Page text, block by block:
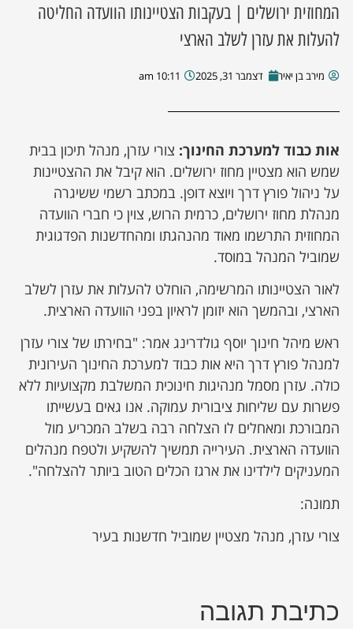
מקומית
המחוזית ירושלים | בעקבות הצטיינותו הוועדה החליטה
להעלות את עזרן לשלב הארצי
מירב בן יאיר דצמבר 31, 2025 10:11 am
אות כבוד למערכת החינוך: צורי עזרן, מנהל תיכון בבית
שמש הוא מצטיין מחוז ירושלים. הוא קיבל את ההצטיינות
על ניהול פורץ דרך ויוצא דופן. במכתב רשמי ששיגרה
מנהלת מחוז ירושלים, כרמית הרוש, צוין כי חברי הוועדה
המחוזית התרשמו מאוד מהנהגתו ומהחדשנות הפדגוגית
שמוביל המנהל במוסד.
לאור הצטיינותו המרשימה, הוחלט להעלות את עזרן לשלב
הארצי, ובהמשך הוא יזומן לראיון בפני הוועדה הארצית.
ראש מיהל חינוך יוסף גולדרינג אמר: "בחירתו של צורי עזרן
למנהל פורץ דרך היא אות כבוד למערכת החינוך העירונית
כולה. עזרן מסמל מנהיגות חינוכית המשלבת מקצועיות ללא
פשרות עם שליחות ציבורית עמוקה. אנו גאים בעשייתו
המבורכת ומאחלים לו הצלחה רבה בשלב המכריע מול
הוועדה הארצית. העירייה תמשיך להשקיע ולטפח מנהלים
המעניקים לילדינו את ארגז הכלים הטוב ביותר להצלחה".
תמונה:
צורי עזרן, מנהל מצטיין שמוביל חדשנות בעיר
כתיבת תגובה